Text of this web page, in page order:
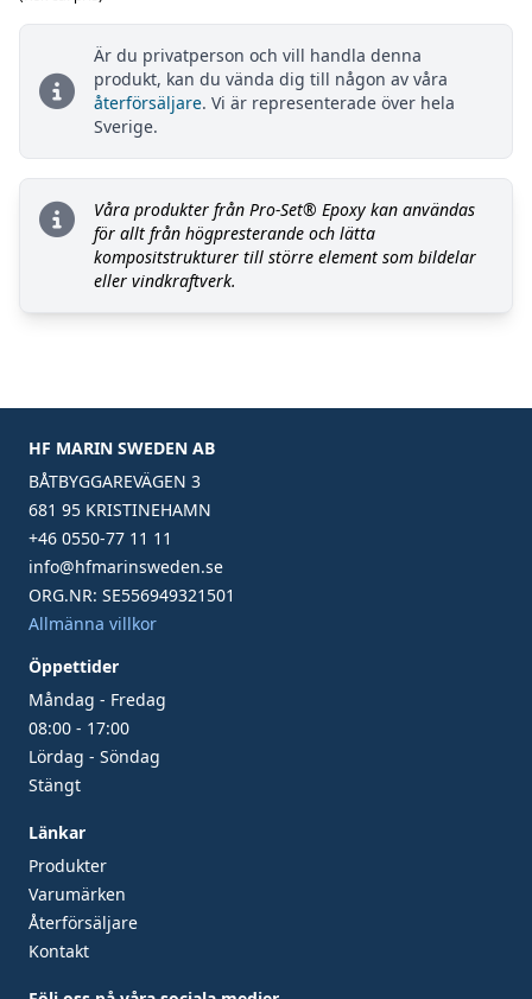
Är du privatperson och vill handla denna
produkt, kan du vända dig till någon av våra
återförsäljare. Vi är representerade över hela
Sverige.
Våra produkter från Pro-Set® Epoxy kan användas
för allt från högpresterande och lätta
kompositstrukturer till större element som bildelar
eller vindkraftverk.
HF MARIN SWEDEN AB
BÅTBYGGAREVÄGEN 3
681 95 KRISTINEHAMN
+46 0550-77 11 11
info@hfmarinsweden.se
ORG.NR: SE556949321501
Allmänna villkor
Öppettider
Måndag - Fredag
08:00 - 17:00
Lördag - Söndag
Stängt
Länkar
Produkter
Varumärken
Återförsäljare
Kontakt